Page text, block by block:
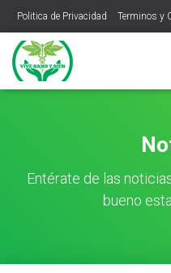
Politica de Privacidad Terminos y
Entérate de las
bueno